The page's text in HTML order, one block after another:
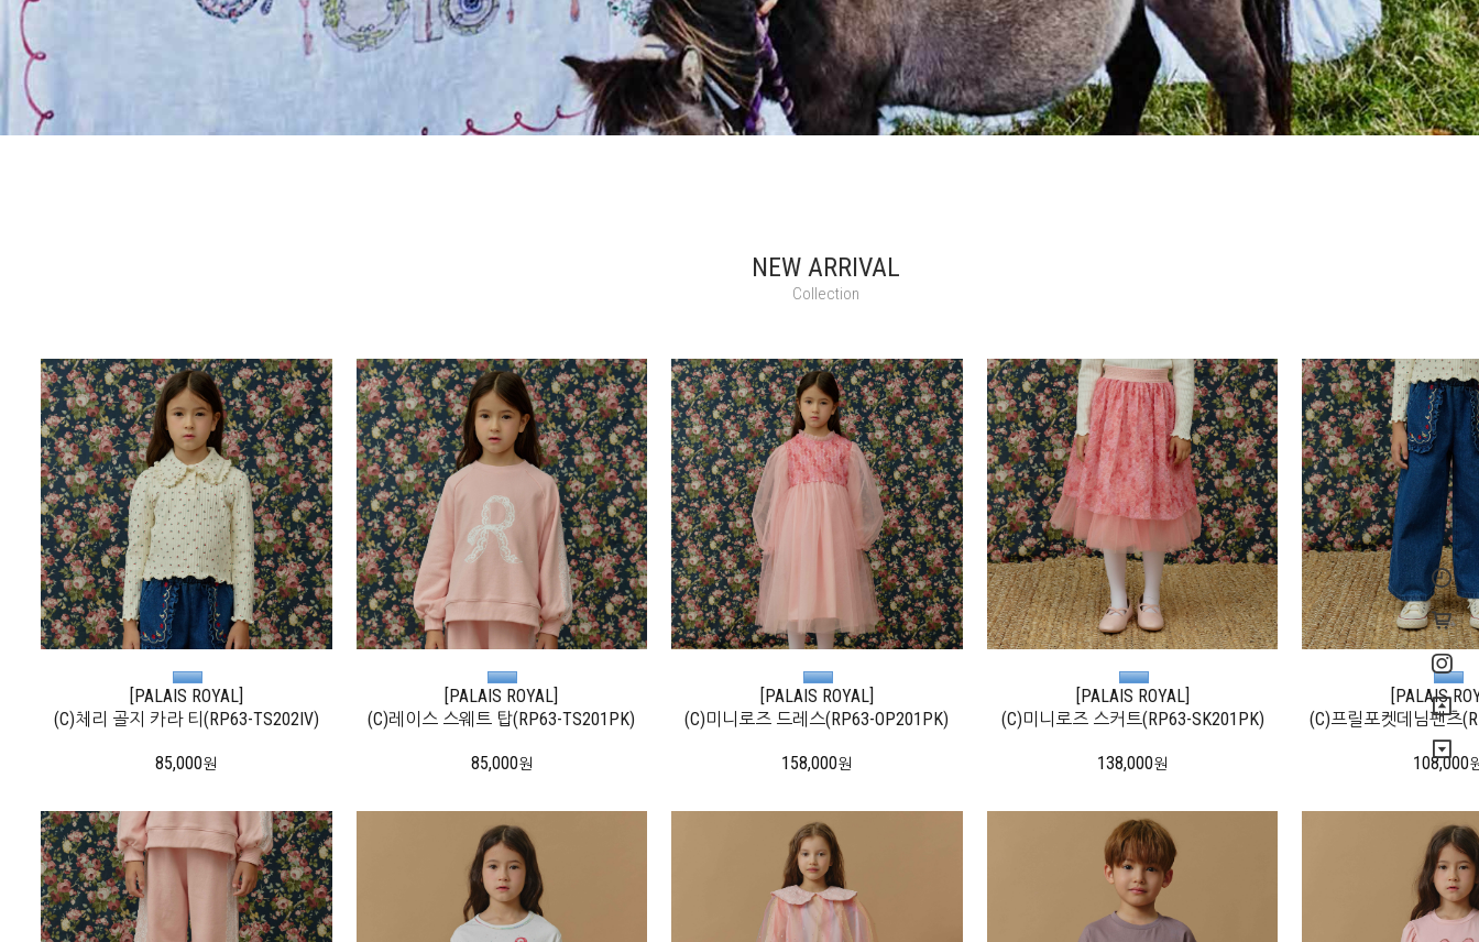
NEW ARRIVAL
Collection
[PALAIS ROYAL]
(C)체리 골지 카라 티(RP63-TS202IV)
85,000원
[PALAIS ROYAL]
(C)레이스 스웨트 탑(RP63-TS201PK)
85,000원
[PALAIS ROYAL]
(C)미니로즈 드레스(RP63-OP201PK)
158,000원
[PALAIS ROYAL]
(C)미니로즈 스커트(RP63-SK201PK)
138,000원
[PALAIS
(C)프릴포켓데님팬츠
108,000